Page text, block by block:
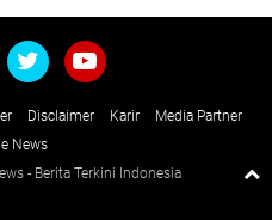
Disclaimer Karir
Media Partner
News
- Berita Terkini Indonesia